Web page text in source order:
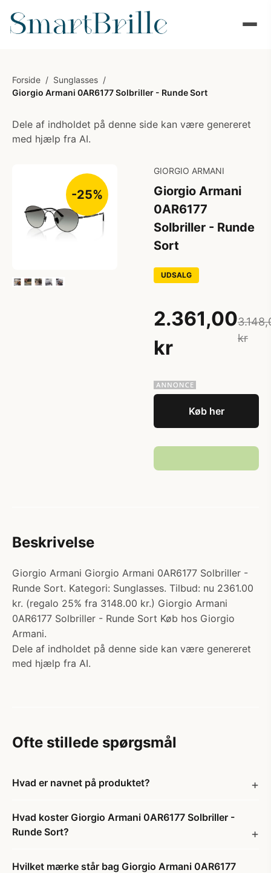
Forside / Sunglasses /
Giorgio Armani 0AR6177 Solbriller - Runde Sort
Dele af indholdet på denne side kan være genereret
med hjælp fra AI.
-25%
GIORGIO ARMANI
Giorgio Armani
0AR6177
Solbriller - Runde
Sort
UDSALG
2.361,00
kr
kr
Køb her
Beskrivelse
Giorgio Armani Giorgio Armani 0AR6177 Solbriller -
Runde Sort. Kategori: Sunglasses. Tilbud: nu 2361.00
kr. (regalo 25% fra 3148.00 kr.) Giorgio Armani
0AR6177 Solbriller - Runde Sort Køb hos Giorgio
Armani.
Dele af indholdet på denne side kan være genereret
med hjælp fra AI.
Ofte stillede spørgsmål
Hvad er navnet på produktet?
Hvad koster Giorgio Armani 0AR6177 Solbriller -
Runde Sort?
Hvilket mærke står bag Giorgio Armani 0AR6177